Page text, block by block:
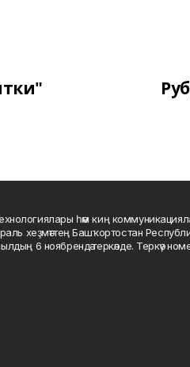
технологиялары һәм киң
хеҙмәттең Башҡортостан
6 ноябрендә теркәлде. Теркәү